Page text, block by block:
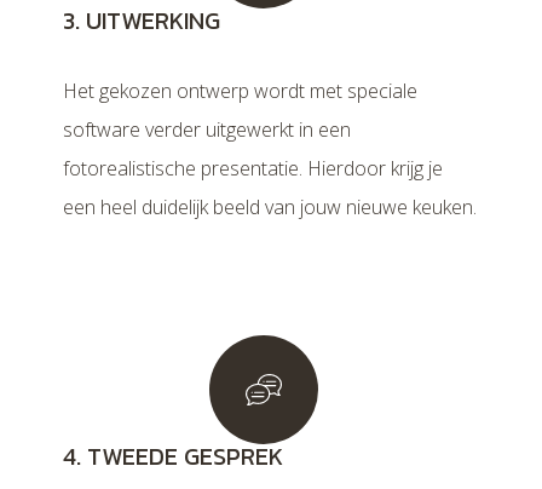
3. UITWERKING
Het gekozen ontwerp wordt met speciale
software verder uitgewerkt in een
fotorealistische presentatie. Hierdoor krijg je
een heel duidelijk beeld van jouw nieuwe keuken.
4. TWEEDE GESPREK